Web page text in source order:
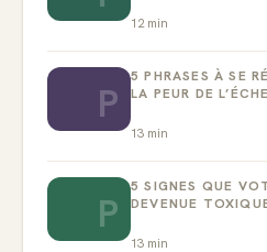
12 min
P
5 PHRASES À SE
LA PEUR DE
13 min
P
5 SIGNES QUE
DEVENUE
13 min